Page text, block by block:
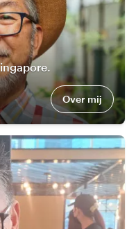
Over mij